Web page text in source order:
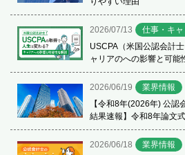
2026/07/13
仕事・キャ
USCPA（米国公認会計
ャリアのへの影響と可能
2026/06/19
業界情報
【令和8年(2026年) 公認
結果速報】令和8年論文
2026/06/18
業界情報